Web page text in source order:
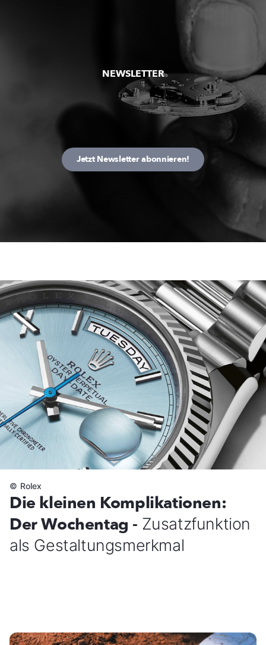
NEWSLETTER
Jetzt Newsletter abonnieren!
Die kleinen Komplikationen:
Der Wochentag - Zusatzfunktion
als Gestaltungsmerkmal
© Rolex